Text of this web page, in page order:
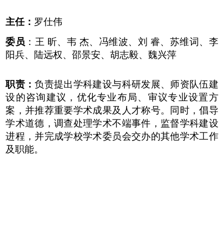
主任： 罗仕伟
委员 ：王 昕、韦 杰、冯维波、刘 睿、苏维词、李
阳兵、陆远权、邵景安、胡志毅、魏兴萍
职责：负责提出学科建设与科研发展、师资队伍建
设的咨询建议，优化专业布局、审议专业设置方
案，并推荐重要学术成果及人才称号。同时，倡导
学术道德，调查处理学术不端事件，监督学科建设
进程，并完成学校学术委员会交办的其他学术工作
及职能。